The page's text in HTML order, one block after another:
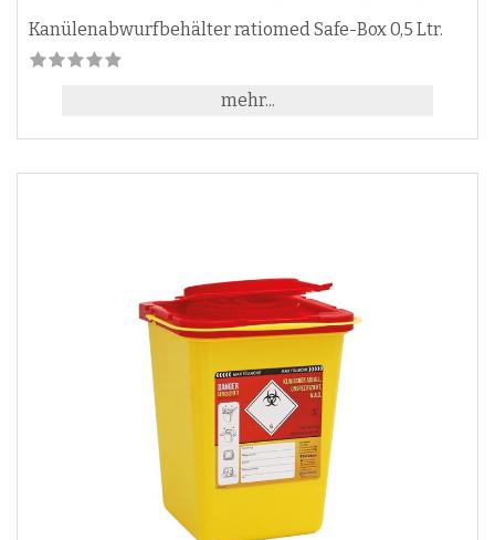
Kanülenabwurfbehälter ratiomed Safe-Box 0,5 Ltr.
mehr...